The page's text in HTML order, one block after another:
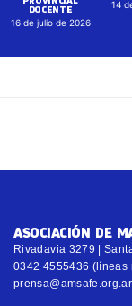
DOCENTE
16 de julio de 2026
14
ASOCIACIÓN DE
Rivadavia 3279 |
0342 4555436 (líneas
prensa@amsafe.org.ar